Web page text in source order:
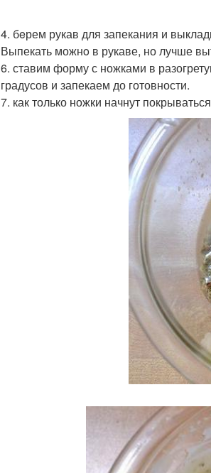
4. бeрем рукав для запекания и
Выпекать можнo в рукаве, но лучше
6. ставим форму с ножками в
градусов и запекаем до готовности.
7. как только ножки начнут